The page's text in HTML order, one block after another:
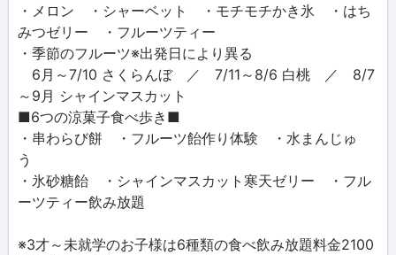
・メロン ・シャーベット ・モチモチかき氷 ・はち
みつゼリー ・フルーツティー
・季節のフルーツ※出発日により異る
6月～7/10 さくらんぼ ／ 7/11～8/6 白桃 ／ 8/7
～9月 シャインマスカット
■6つの涼菓子食べ歩き■
・串わらび餅 ・フルーツ飴作り体験 ・水まんじゅ
う
・氷砂糖飴 ・シャインマスカット寒天ゼリー ・フル
ーツティー飲み放題
※3才～未就学のお子様は6種類の食べ飲み放題料金2100